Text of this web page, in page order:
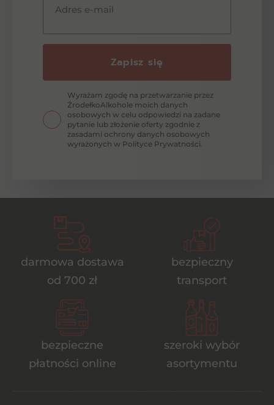
Adres e-mail
Zapisz się
Wyrażam zgodę na przetwarzanie przez
ŹrodełkoAlkohole moich danych
osobowych w celu odpowiedzi na zadane
pytanie lub złożenie oferty zgodnie z
zasadami ochrony danych osobowych
wyrażonych w Polityce Prywatności.
darmowa dostawa
od 700 zł
bezpieczny
transport
bezpieczne
płatności online
szeroki wybór
asortymentu